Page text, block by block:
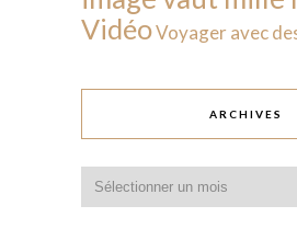
VidéoVoyager avec
ARCHIVES